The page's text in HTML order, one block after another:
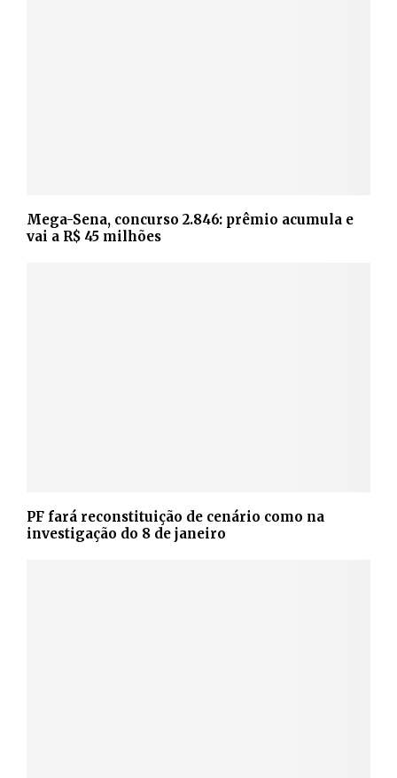
Mega-Sena, concurso 2.846: prêmio acumula e
vai a R$ 45 milhões
PF fará reconstituição de cenário como na
investigação do 8 de janeiro